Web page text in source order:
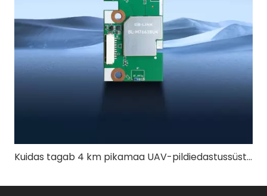
Kuidas tagab 4 km pikamaa UAV-pildiedastussüsteem stabiilse videokvaliteedi?